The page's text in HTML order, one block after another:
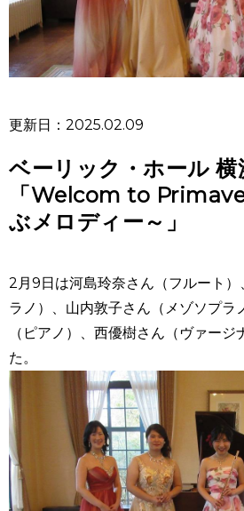
更新日：2025.02.09
ベーリック・ホール 横
「Welcom to
ぶメロディー～」
2月9日は河島玲奈さん（フルート
ラノ）、山内敦子さん（メゾソプラ
（ピアノ）、西優樹さん（ヴァー
た。